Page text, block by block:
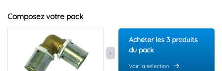
Composez votre pack
Acheter les 3 produits
du pack
Voir la sélection